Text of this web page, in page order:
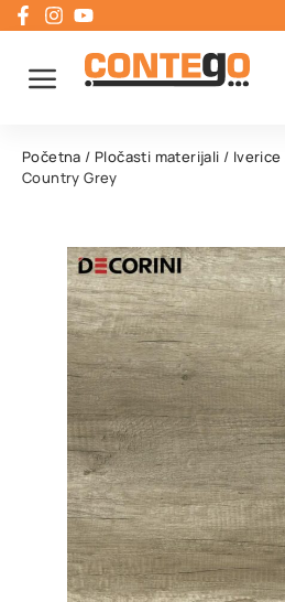
Početna / Pločasti materijali / Iverice
Country Grey